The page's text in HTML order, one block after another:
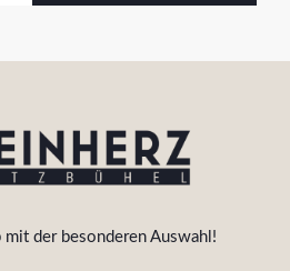
der besonderen Auswahl!